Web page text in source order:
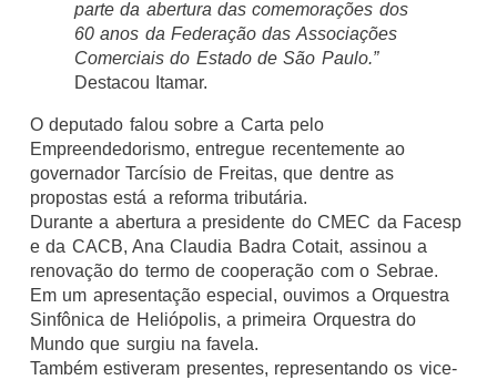
parte da abertura das comemorações dos
60 anos da Federação das Associações
Comerciais do Estado de São Paulo.”
Destacou Itamar.
O deputado falou sobre a Carta pelo
Empreendedorismo, entregue recentemente ao
governador Tarcísio de Freitas, que dentre as
propostas está a reforma tributária.
Durante a abertura a presidente do CMEC da Facesp
e da CACB, Ana Claudia Badra Cotait, assinou a
renovação do termo de cooperação com o Sebrae.
Em um apresentação especial, ouvimos a Orquestra
Sinfônica de Heliópolis, a primeira Orquestra do
Mundo que surgiu na favela.
Também estiveram presentes, representando os vice-